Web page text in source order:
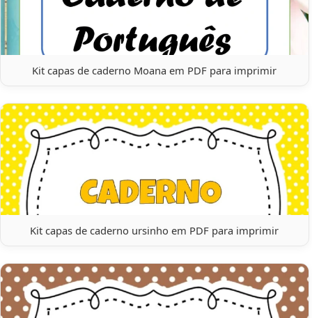
Kit capas de caderno Moana em PDF para imprimir
Kit capas de caderno ursinho em PDF para imprimir